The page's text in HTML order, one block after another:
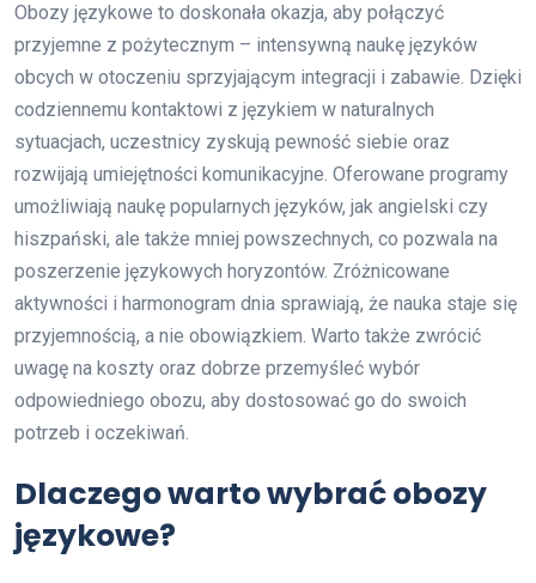
Obozy językowe to doskonała okazja, aby połączyć
przyjemne z pożytecznym – intensywną naukę języków
obcych w otoczeniu sprzyjającym integracji i zabawie. Dzięki
codziennemu kontaktowi z językiem w naturalnych
sytuacjach, uczestnicy zyskują pewność siebie oraz
rozwijają umiejętności komunikacyjne. Oferowane programy
umożliwiają naukę popularnych języków, jak angielski czy
hiszpański, ale także mniej powszechnych, co pozwala na
poszerzenie językowych horyzontów. Zróżnicowane
aktywności i harmonogram dnia sprawiają, że nauka staje się
przyjemnością, a nie obowiązkiem. Warto także zwrócić
uwagę na koszty oraz dobrze przemyśleć wybór
odpowiedniego obozu, aby dostosować go do swoich
potrzeb i oczekiwań.
Dlaczego warto wybrać obozy
językowe?